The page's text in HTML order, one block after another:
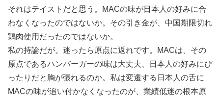
それはテイストだと思う。MACの味が日本人の好みに合
わなくなったのではないか。その引き金が、中国期限切れ
鶏肉使用だったのではないか。
私の持論だが。迷ったら原点に返れです。MACは、その
原点であるハンバーガーの味は大丈夫、日本人の好みにぴ
ったりだと胸が張れるのか。私は変遷する日本人の舌に
MACの味が追い付かなくなったのが、業績低迷の根本原